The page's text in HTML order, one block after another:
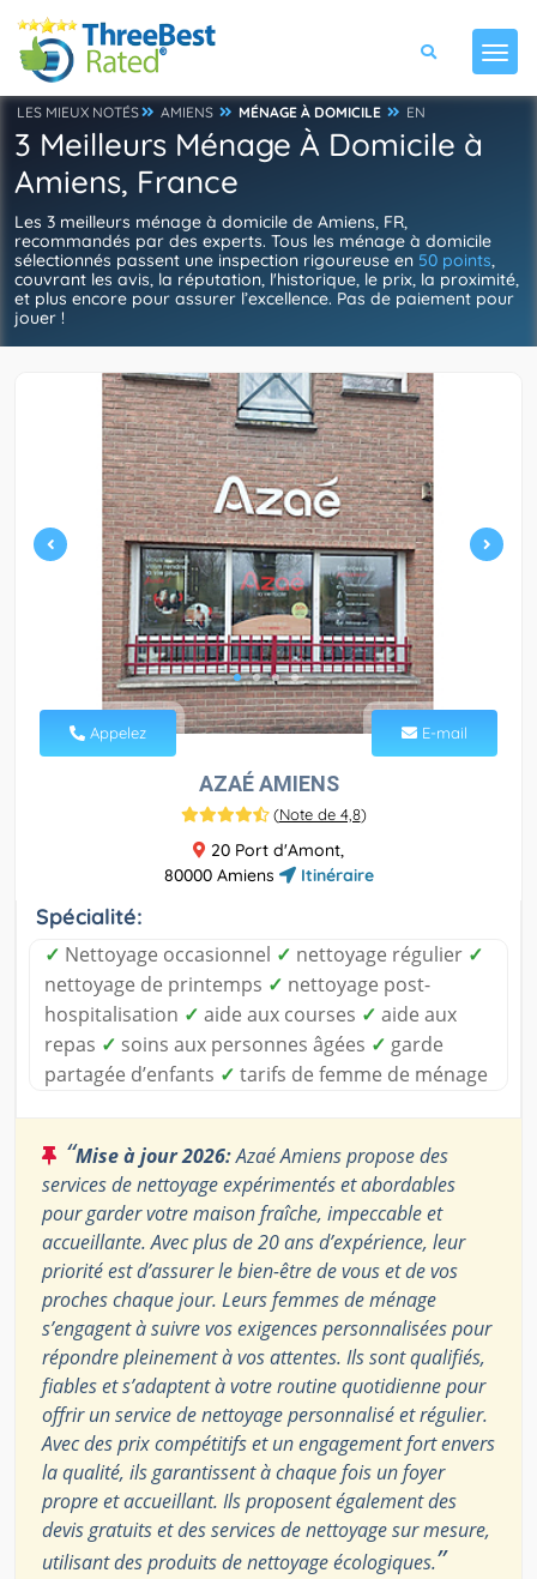
LES MIEUX NOTÉS AMIENS MÉNAGE À DOMICILE EN
3 Meilleurs Ménage À Domicile à
Amiens, France
Les 3 meilleurs ménage à domicile de Amiens, FR,
recommandés par des experts. Tous les ménage à domicile
sélectionnés passent une inspection rigoureuse en 50 points,
couvrant les avis, la réputation, l'historique, le prix, la proximité,
et plus encore pour assurer l’excellence. Pas de paiement pour
jouer !
Appelez E-mail
AZAÉ AMIENS
(Note de 4,8)
20 Port d'Amont,
80000 Amiens
Itinéraire
Spécialité:
✓ Nettoyage occasionnel ✓ nettoyage régulier ✓
nettoyage de printemps ✓ nettoyage post-
hospitalisation ✓ aide aux courses ✓ aide aux
repas ✓ soins aux personnes âgées ✓ garde
partagée d’enfants ✓ tarifs de femme de ménage
“Mise à jour 2026:Azaé Amiens propose des
services de nettoyage expérimentés et abordables
pour garder votre maison fraîche, impeccable et
accueillante. Avec plus de 20 ans d’expérience, leur
priorité est d’assurer le bien-être de vous et de vos
proches chaque jour. Leurs femmes de ménage
s’engagent à suivre vos exigences personnalisées pour
répondre pleinement à vos attentes. Ils sont qualifiés,
fiables et s’adaptent à votre routine quotidienne pour
offrir un service de nettoyage personnalisé et régulier.
Avec des prix compétitifs et un engagement fort envers
la qualité, ils garantissent à chaque fois un foyer
propre et accueillant. Ils proposent également des
devis gratuits et des services de nettoyage sur mesure,
utilisant des produits de nettoyage écologiques.”